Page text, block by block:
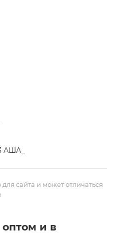
АША_
сайта и может отличаться
и в